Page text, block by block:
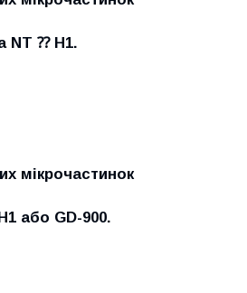
NT ⁇ H1.
мікрочастинок
або GD-900.